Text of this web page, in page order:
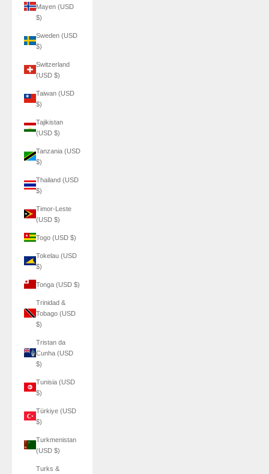
Mayen (USD
$)
Sweden (USD
$)
Switzerland
(USD $)
Taiwan (USD
$)
Tajikistan
(USD $)
Tanzania (USD
$)
Thailand (USD
$)
Timor-Leste
(USD $)
Togo (USD $)
Tokelau (USD
$)
Tonga (USD $)
Trinidad &
Tobago (USD
$)
Tristan da
Cunha (USD
$)
Tunisia (USD
$)
Türkiye (USD
$)
Turkmenistan
(USD $)
Turks &